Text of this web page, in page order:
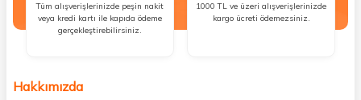
Tüm alışverişlerinizde peşin nakit
veya kredi kartı ile kapıda ödeme
gerçekleştirebilirsiniz.
1000 TL ve üzeri alışverişlerinizde
kargo ücreti ödemezsiniz.
Hakkımızda